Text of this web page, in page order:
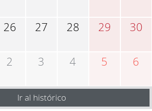
26 27 28 29 30
2 3 4 5 6
Ir al histórico